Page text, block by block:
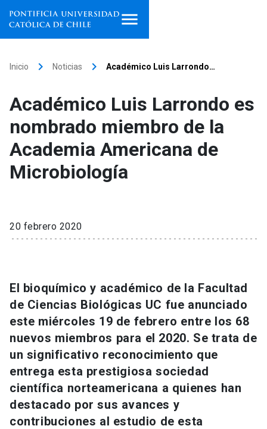
Facultades, escuelas e
institutos
Investigación
Información para keyboard_arrow_down
Futuros estudiantes
Estudiantes
Académicos
Personal
Go to english site launch
ACCESOS DIRECTOS
Admisión launch
launch
Inicio keyboard_arrow_right Noticias keyboard_arrow_right Académico Luis Larrondo…
Académico Luis Larrondo es
nombrado miembro de la
Academia Americana de
Microbiología
20 febrero 2020
El bioquímico y académico de la Facultad
de Ciencias Biológicas UC fue anunciado
este miércoles 19 de febrero entre los 68
nuevos miembros para el 2020. Se trata de
un significativo reconocimiento que
entrega esta prestigiosa sociedad
científica norteamericana a quienes han
destacado por sus avances y
contribuciones al estudio de esta